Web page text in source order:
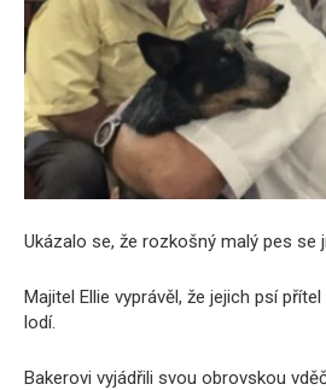
Ukázalo se, že rozkošný malý pes se
Majitel Ellie vyprávěl, že jejich psí
lodí.
Bakerovi vyjádřili svou obrovskou